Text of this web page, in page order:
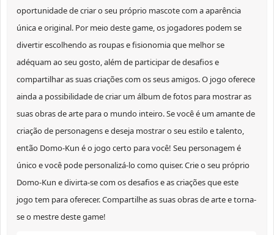
oportunidade de criar o seu próprio mascote com a aparência
única e original. Por meio deste game, os jogadores podem se
divertir escolhendo as roupas e fisionomia que melhor se
adéquam ao seu gosto, além de participar de desafios e
compartilhar as suas criações com os seus amigos. O jogo oferece
ainda a possibilidade de criar um álbum de fotos para mostrar as
suas obras de arte para o mundo inteiro. Se você é um amante de
criação de personagens e deseja mostrar o seu estilo e talento,
então Domo-Kun é o jogo certo para você! Seu personagem é
único e você pode personalizá-lo como quiser. Crie o seu próprio
Domo-Kun e divirta-se com os desafios e as criações que este
jogo tem para oferecer. Compartilhe as suas obras de arte e torna-
se o mestre deste game!